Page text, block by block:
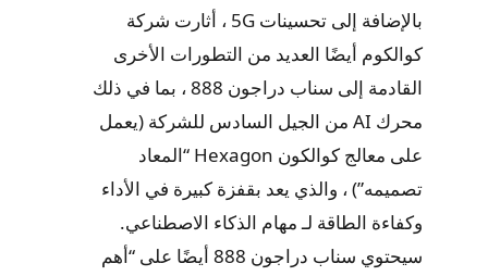
بالإضافة إلى تحسينات 5G ، أثارت شركة
كوالكوم أيضًا العديد من التطورات الأخرى
القادمة إلى سناب دراجون 888 ، بما في ذلك
محرك AI من الجيل السادس للشركة (يعمل
على معالج كوالكون Hexagon “المعاد
تصميمه”) ، والذي يعد بقفزة كبيرة في الأداء
وكفاءة الطاقة لـ مهام الذكاء الاصطناعي.
سيحتوي سناب دراجون 888 أيضًا على “أهم